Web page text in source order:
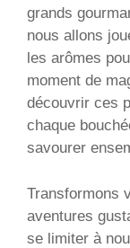
grands
nous allons
les arômes
moment de
découvrir ces
chaque
savourer
Transformons
aventures
se limiter à